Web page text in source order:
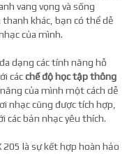
vang vọng và sống
khác, bạn có thể dễ
của mình.
dạng các tính năng hỗ
cácchế độ học tập thông
của mình một cách dễ
nhạc cũng được tích hợp,
các bản nhạc yêu thích.
205 là sự kết hợp hoàn hảo